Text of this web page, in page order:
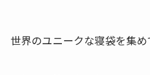
世界のユニークな寝袋を集め